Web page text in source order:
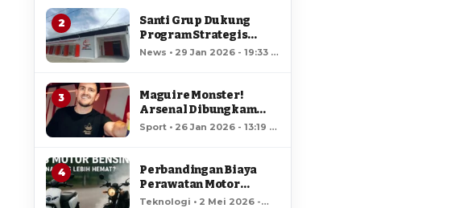
2
Santi Grup Dukung
Program Strategis
Nasional, Gerai
Tercepat Dibangun di
Gorontalo
News • 29 Jan 2026 - 19:33 •
3
Maguire Monster!
Arsenal Dibungkam
Raja MU!
Sport • 26 Jan 2026 - 13:19 •
4
Perbandingan Biaya
Perawatan Motor
Listrik dan Motor
Teknologi • 2 Mei 2026 -